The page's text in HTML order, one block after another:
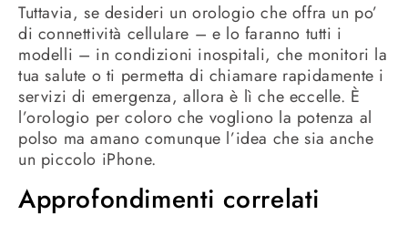
Tuttavia, se desideri un orologio che offra un po’
di connettività cellulare – e lo faranno tutti i
modelli – in condizioni inospitali, che monitori la
tua salute o ti permetta di chiamare rapidamente i
servizi di emergenza, allora è lì che eccelle. È
l’orologio per coloro che vogliono la potenza al
polso ma amano comunque l’idea che sia anche
un piccolo iPhone.
Approfondimenti correlati